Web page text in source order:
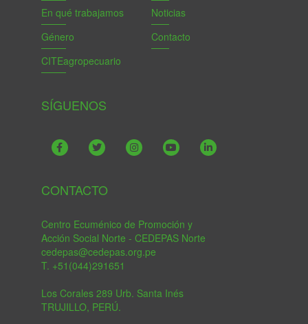
En qué trabajamos
Género
CITEagropecuario
Noticias
Contacto
SÍGUENOS
CONTACTO
Centro Ecuménico de Promoción y
Acción Social Norte - CEDEPAS Norte
cedepas@cedepas.org.pe
T. +51(044)291651
Los Corales 289 Urb. Santa Inés
TRUJILLO, PERÚ.